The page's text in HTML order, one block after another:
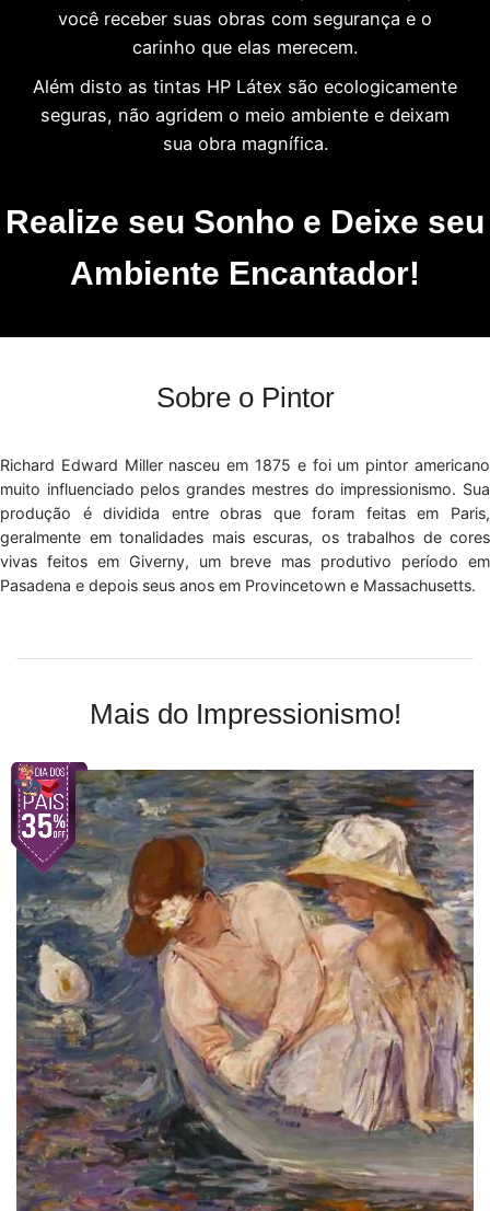
você receber suas obras com segurança e o
carinho que elas merecem.
Além disto as tintas HP Látex são ecologicamente
seguras, não agridem o meio ambiente e deixam
sua obra magnífica.
Realize seu Sonho e Deixe seu
Ambiente Encantador!
Sobre o Pintor
Richard Edward Miller nasceu em 1875 e foi um pintor americano
muito influenciado pelos grandes mestres do impressionismo. Sua
produção é dividida entre obras que foram feitas em Paris,
geralmente em tonalidades mais escuras, os trabalhos de cores
vivas feitos em Giverny, um breve mas produtivo período em
Pasadena e depois seus anos em Provincetown e Massachusetts.
Mais do Impressionismo!